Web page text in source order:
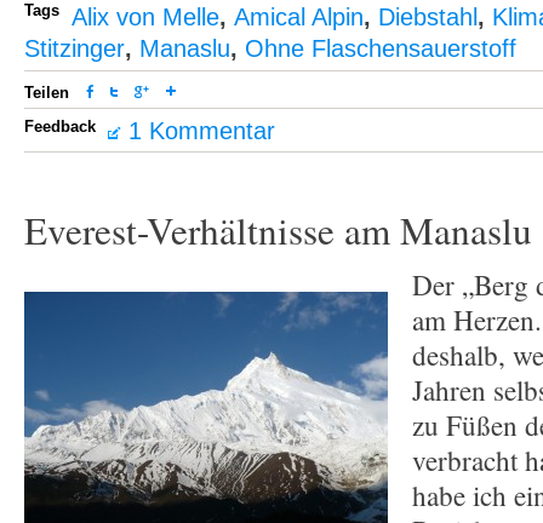
Tags Alix von Melle, Amical Alpin, Diebstahl ,
Stitzinger, Manaslu, Ohne Flaschensauerstoff
Teilen
Feedback
1 Kommentar
Everest-Verhältnisse am Manaslu
Der „Berg
am
deshalb,
Jahren
zu Füßen
verbracht
habe ich